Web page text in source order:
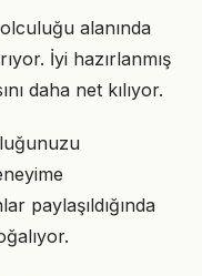
alanında
İyi hazırlanmış
daha net kılıyor.
paylaşıldığında